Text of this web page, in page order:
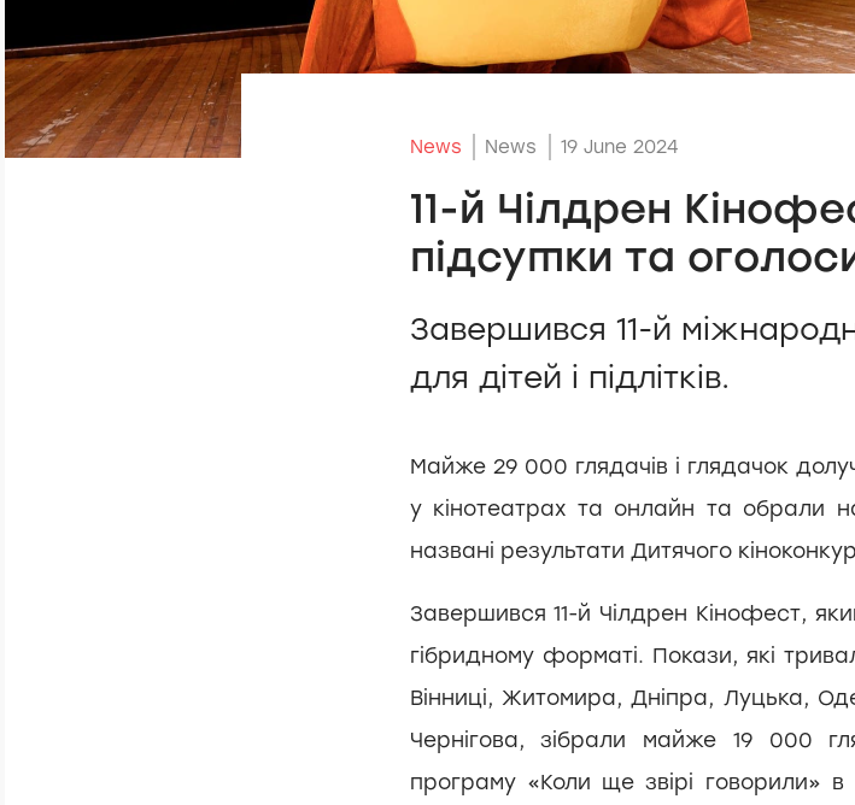
News News 19 June 2024
11-й Чілдрен
підсумки та
Завершився 11-й
для дітей і підлітків.
Майже 29 000 глядачів і глядачок
у кінотеатрах та онлайн та обрали
названі результати Дитячого
Завершився 11-й Чілдрен Кінофест,
гібридному форматі. Покази, які
Вінниці, Житомира, Дніпра, Луцька,
Чернігова, зібрали майже 19 000
програму «Коли ще звірі говорили»